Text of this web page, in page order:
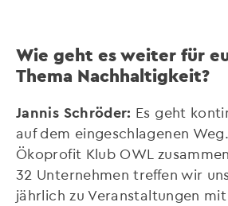
Wie geht es weiter für
Thema Nachhaltigkeit?
Jannis Schröder: Es geht
auf dem eingeschlagenen
Ökoprofit Klub OWL
32 Unternehmen treffen wir
jährlich zu Veranstaltungen mit